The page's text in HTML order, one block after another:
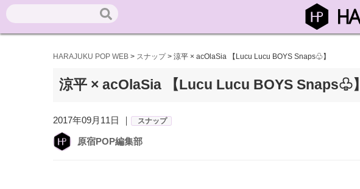
HARAJUKU POP WEB > スナップ> 涼平 × acOlaSia 【Lucu Lucu BOYS Snaps♧】
涼平 × acOlaSia 【Lucu Lucu BOYS Snaps♧】
2017年09月11日 ｜ スナップ
原宿POP編集部